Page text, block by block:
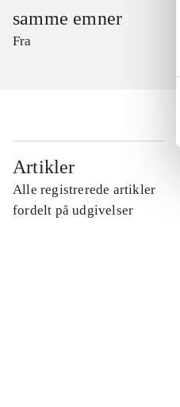
samme emner
Fra
Artikler
Alle registrerede artikler
fordelt på udgivelser